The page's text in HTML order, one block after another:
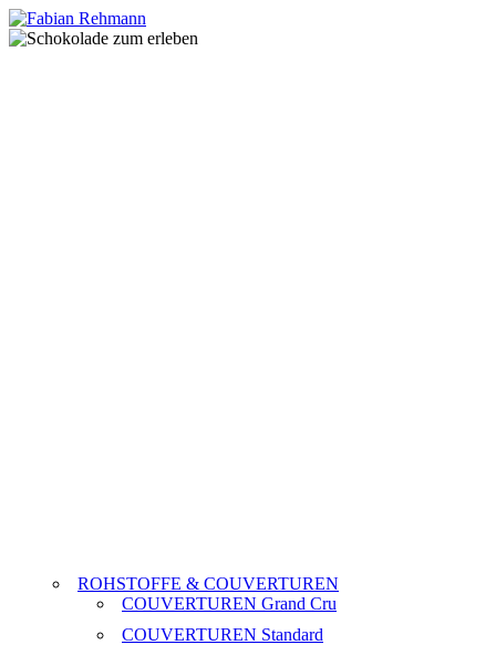
ROHSTOFFE & COUVERTUREN
COUVERTUREN Grand Cru
COUVERTUREN Standard